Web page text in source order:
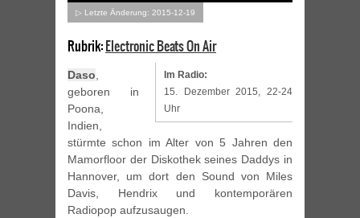
▷ Letzte Änderung: 2015-12-19
Rubrik:Electronic Beats On Air
Im Radio:
15. Dezember 2015, 22-24
Uhr
Daso,
geboren in
Poona,
Indien,
stürmte schon im Alter von 5 Jahren den
Mamorfloor der Diskothek seines Daddys in
Hannover, um dort den Sound von Miles
Davis, Hendrix und kontemporären
Radiopop aufzusaugen.